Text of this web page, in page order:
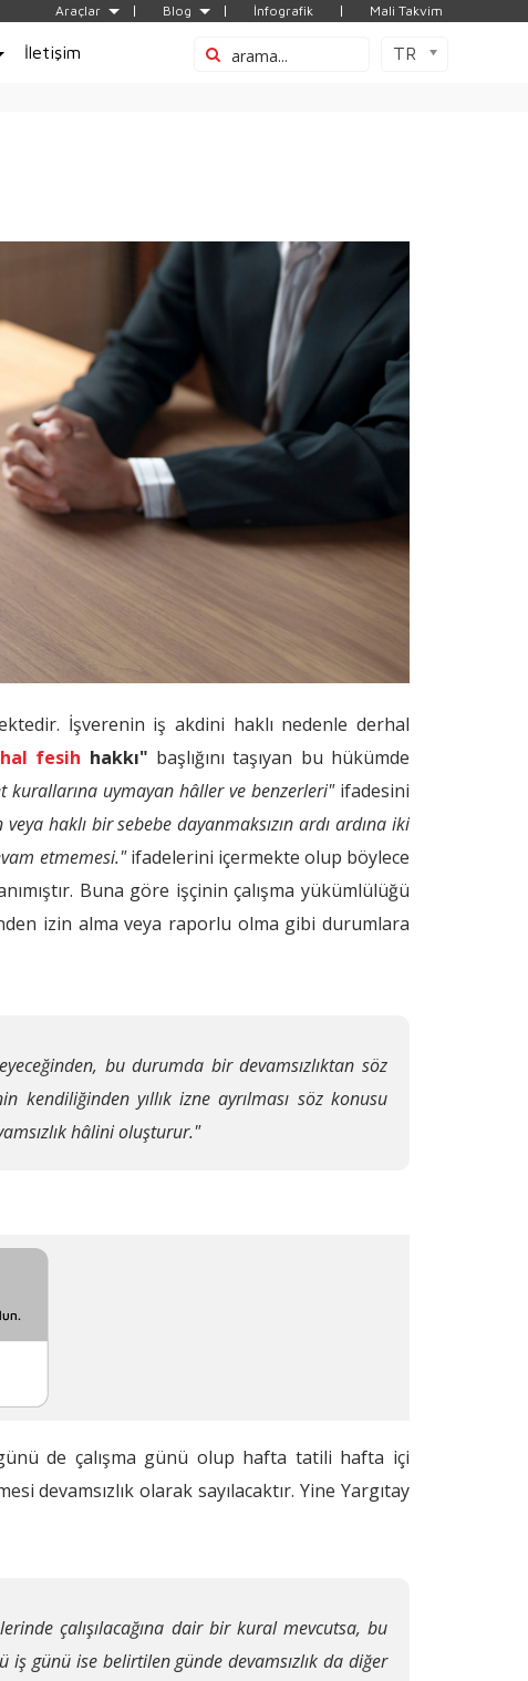
Araçlar Blog İnfografik Mali Takvim
İletişim TR
İşverenin iş akdini haklı nedenle derhal
fesih hakkı" başlığını taşıyan bu hükümde
kurallarına uymayan hâller ve benzerleri"ifadesini
haklı bir sebebe dayanmaksızın ardı ardına iki
etmemesi."ifadelerini içermekte olup böylece
Buna göre işçinin çalışma yükümlülüğü
izin alma veya raporlu olma gibi durumlara
bu durumda bir devamsızlıktan söz
kendiliğinden yıllık izne ayrılması söz konusu
hâlini oluşturur."
de çalışma günü olup hafta tatili hafta içi
devamsızlık olarak sayılacaktır. Yine Yargıtay
çalışılacağına dair bir kural mevcutsa, bu
iş günü ise belirtilen günde devamsızlık da diğer